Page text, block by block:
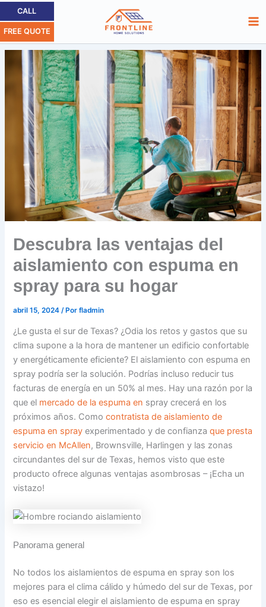
al
contenido
CALL
FREE QUOTE
Descubra las ventajas del
aislamiento con espuma en
spray para su hogar
abril 15, 2024 / Porfladmin
¿Le gusta el sur de Texas? ¿Odia los retos y gastos que su
clima supone a la hora de mantener un edificio confortable
y energéticamente eficiente? El aislamiento con espuma en
spray podría ser la solución. Podrías incluso reducir tus
facturas de energía en un 50% al mes. Hay una razón por la
que el mercado de la espuma en spray crecerá en los
próximos años. Comocontratista de aislamiento de
espuma en spray experimentado y de confianzaque presta
servicio en McAllen, Brownsville, Harlingen y las zonas
circundantes del sur de Texas, hemos visto que este
producto ofrece algunas ventajas asombrosas – ¡Echa un
vistazo!
Panorama general
No todos los aislamientos de espuma en spray son los
mejores para el clima cálido y húmedo del sur de Texas, por
eso es esencial elegir el aislamiento de espuma en spray